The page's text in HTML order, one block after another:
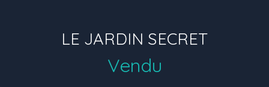
LE JARDIN SECRET
Vendu